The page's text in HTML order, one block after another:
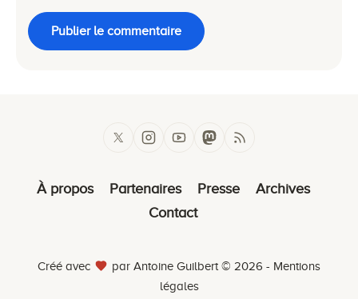
Publier le commentaire
À propos Partenaires Presse
Archives
Contact
Créé avec par Antoine Guilbert © 2026 - Mentions
légales